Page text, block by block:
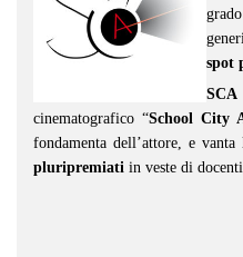
spot
SCA
cinematografico “School City
fondamenta dell’attore, e
pluripremiati in veste di